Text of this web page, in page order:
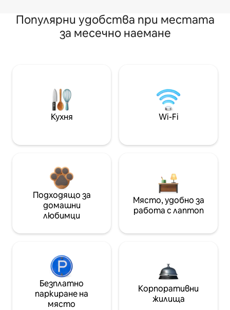
Популярни удобства при местата
за месечно наемане
Кухня Wi-Fi
Подходящо за
домашни
любимци
Място, удобно за
работа с лаптоп
Безплатно
паркиране на
място
Корпоративни
жилища